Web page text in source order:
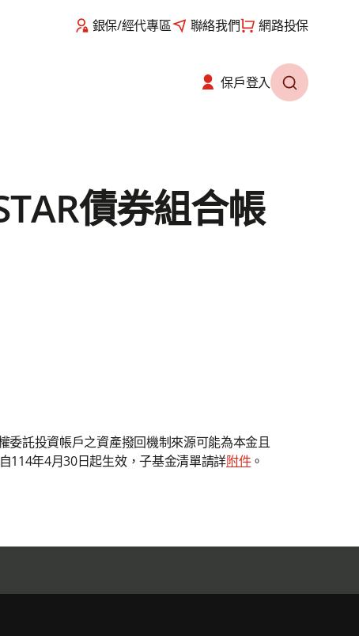
銀保/經代專區 聯絡我們 網路投保
保戶登入​
債券組合帳
委託投資帳戶之資產撥回機制來源可能為本金且
114年4月30日起生效，子基金清單請詳附件。